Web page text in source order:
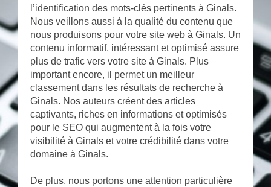
l’identification des mots-clés pertinents à Ginals.
Nous veillons aussi à la qualité du contenu que
nous produisons pour votre site web à Ginals. Un
contenu informatif, intéressant et optimisé assure
plus de trafic vers votre site à Ginals. Plus
important encore, il permet un meilleur
classement dans les résultats de recherche à
Ginals. Nos auteurs créent des articles
captivants, riches en informations et optimisés
pour le SEO qui augmentent à la fois votre
visibilité à Ginals et votre crédibilité dans votre
domaine à Ginals.
De plus, nous portons une attention particulière